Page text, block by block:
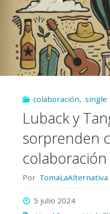
de
Kai
Rex
colaboración, single
Luback y
sorprenden
colaboración
Por TomaLaAlternativa
5 julio 2024